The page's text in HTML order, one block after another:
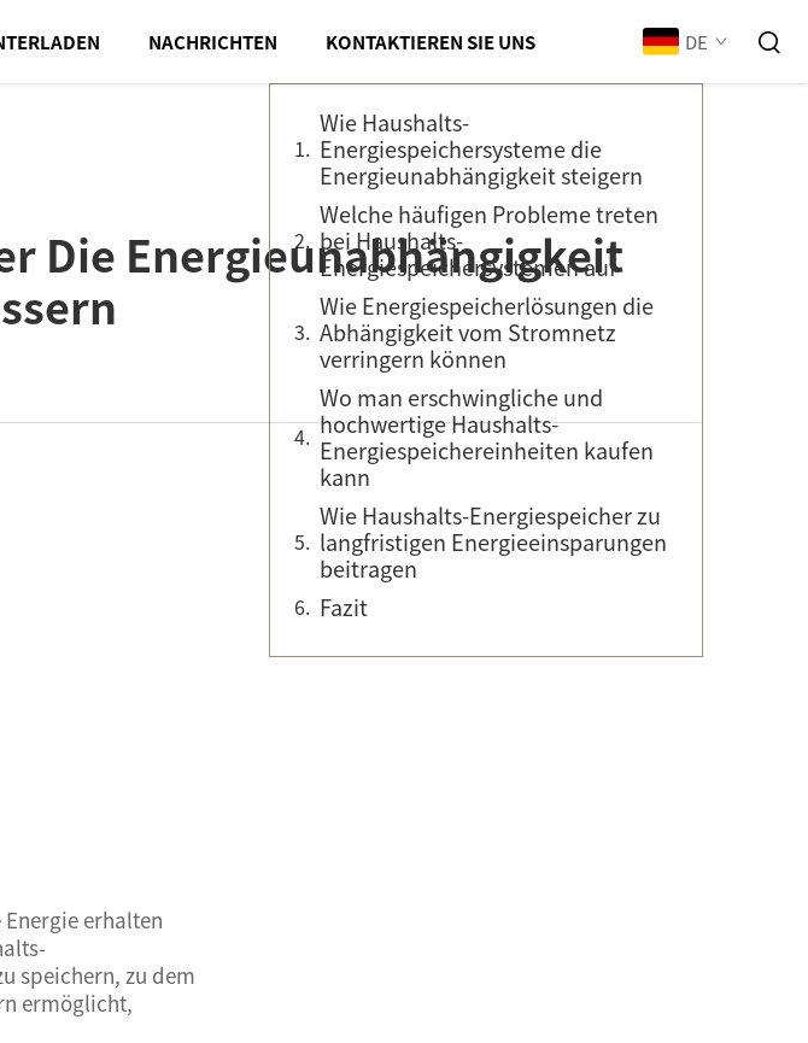
NACHRICHTEN KONTAKTIEREN SIE UNS DE
Die Energieunabhängigkeit
erhalten
speichern, zu dem
ermöglicht,
Inhaltsverzeichnis
Wie Haushalts-
Energiespeichersysteme die
Energieunabhängigkeit steigern
Welche häufigen Probleme treten
bei Haushalts-
Energiespeichersystemen auf
Wie Energiespeicherlösungen die
Abhängigkeit vom Stromnetz
verringern können
Wo man erschwingliche und
hochwertige Haushalts-
Energiespeichereinheiten kaufen
kann
Wie Haushalts-Energiespeicher zu
langfristigen Energieeinsparungen
beitragen
Fazit